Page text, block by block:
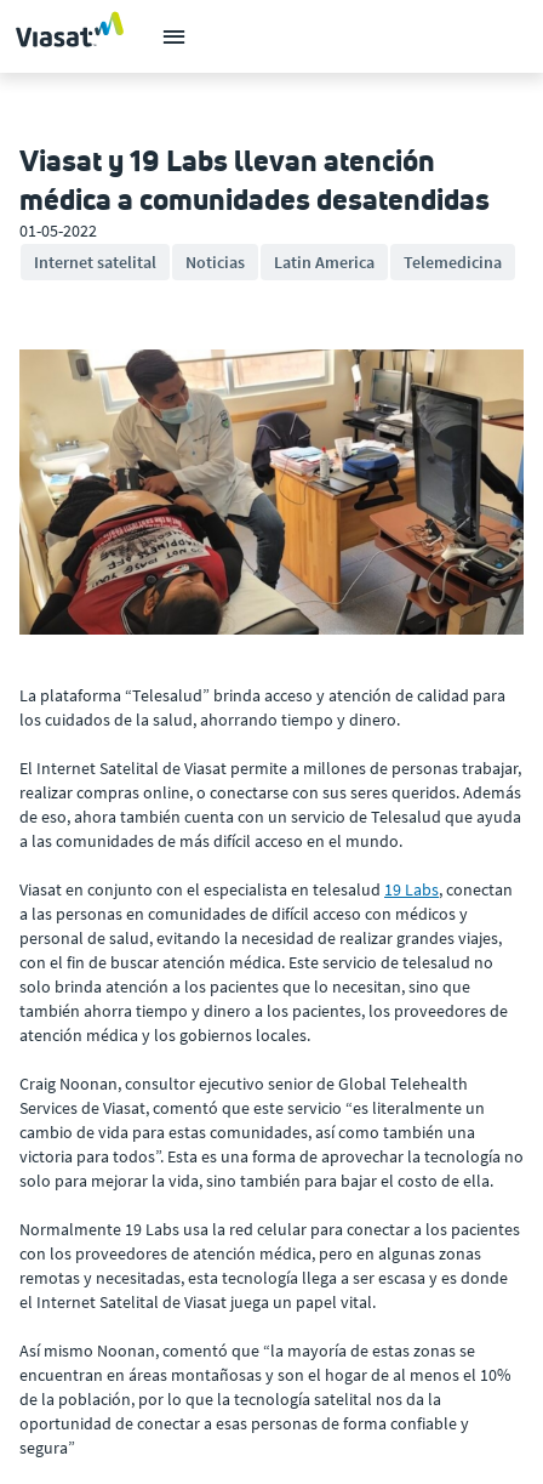
Viasat y 19 Labs llevan atención
médica a comunidades desatendidas
01-05-2022
Internet satelital
Noticias Latin America Telemedicina
La plataforma “Telesalud” brinda acceso y atención de calidad para
los cuidados de la salud, ahorrando tiempo y dinero.
El Internet Satelital de Viasat permite a millones de personas trabajar,
realizar compras online, o conectarse con sus seres queridos. Además
de eso, ahora también cuenta con un servicio de Telesalud que ayuda
a las comunidades de más difícil acceso en el mundo.
Viasat en conjunto con el especialista en telesalud 19 Labs, conectan
a las personas en comunidades de difícil acceso con médicos y
personal de salud, evitando la necesidad de realizar grandes viajes,
con el fin de buscar atención médica. Este servicio de telesalud no
solo brinda atención a los pacientes que lo necesitan, sino que
también ahorra tiempo y dinero a los pacientes, los proveedores de
atención médica y los gobiernos locales.
Craig Noonan, consultor ejecutivo senior de Global Telehealth
Services de Viasat, comentó que este servicio “es literalmente un
cambio de vida para estas comunidades, así como también una
victoria para todos”. Esta es una forma de aprovechar la tecnología no
solo para mejorar la vida, sino también para bajar el costo de ella.
Normalmente 19 Labs usa la red celular para conectar a los pacientes
con los proveedores de atención médica, pero en algunas zonas
remotas y necesitadas, esta tecnología llega a ser escasa y es donde
el Internet Satelital de Viasat juega un papel vital.
Así mismo Noonan, comentó que “la mayoría de estas zonas se
encuentran en áreas montañosas y son el hogar de al menos el 10%
de la población, por lo que la tecnología satelital nos da la
oportunidad de conectar a esas personas de forma confiable y
segura”